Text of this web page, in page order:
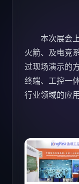
本次展会上
火箭、及电竞
过现场演示的
终端、工控一
行业领域的应用